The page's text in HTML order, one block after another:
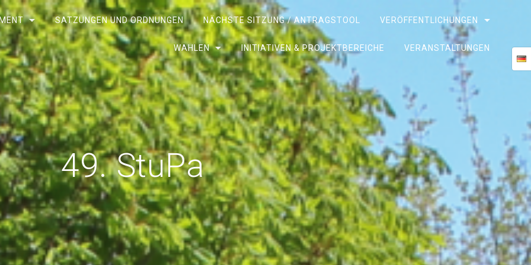
SATZUNGEN UND ORDNUNGEN NÄCHSTE SITZUNG / ANTRAGSTOOL VERÖFFENTLICHUNGEN
WAHLEN INITIATIVEN & PROJEKTBEREICHE VERANSTALTUNGEN
49. StuPa